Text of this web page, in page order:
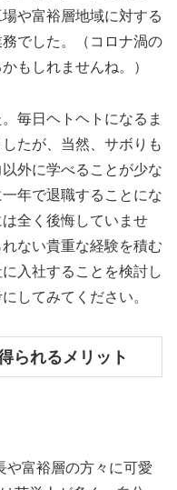
や富裕層地域に対する
でした。（コロナ渦の
もしれませんね。）
毎日ヘトヘトになるま
たが、当然、サボりも
外に学べることが少な
年で退職することにな
全く後悔していませ
ない貴重な経験を積む
入社することを検討し
してみてください。
られるメリット
や富裕層の方々に可愛